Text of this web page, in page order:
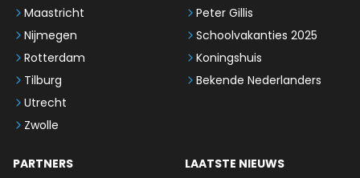
Maastricht
Nijmegen
Rotterdam
Tilburg
Utrecht
Zwolle
Peter Gillis
Schoolvakanties 2025
Koningshuis
Bekende Nederlanders
PARTNERS LAATSTE NIEUWS